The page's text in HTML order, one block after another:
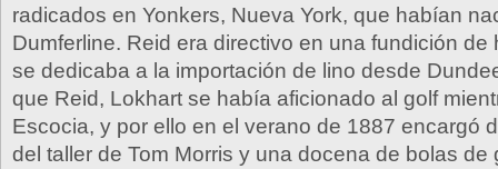
radicados en Yonkers, Nueva York, que habían
Dumferline. Reid era directivo en una fundición de
se dedicaba a la importación de lino desde
que Reid, Lokhart se había aficionado al golf
Escocia, y por ello en el verano de 1887 encargó
del taller de Tom Morris y una docena de bolas de